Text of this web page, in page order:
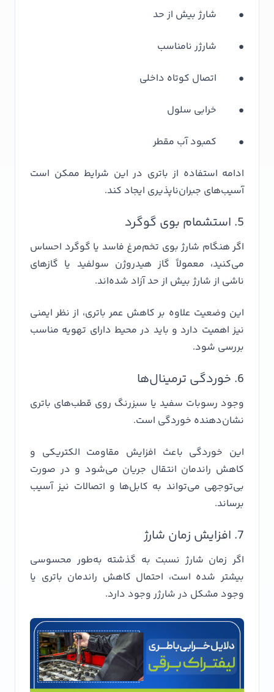
• شارژ بیش از حد
• شارژر نامناسب
• اتصال کوتاه داخلی
• خرابی سلول
• کمبود آب مقطر
ادامه استفاده از باتری در این شرایط ممکن است
آسیب‌های جبران‌ناپذیری ایجاد کند.
5. استشمام بوی گوگرد
اگر هنگام شارژ بوی تخم‌مرغ فاسد یا گوگرد احساس
می‌کنید، معمولاً گاز هیدروژن سولفید یا گازهای
ناشی از شارژ بیش از حد آزاد شده‌اند.
این وضعیت علاوه بر کاهش عمر باتری، از نظر ایمنی
نیز اهمیت دارد و باید در محیط دارای تهویه مناسب
بررسی شود.
6. خوردگی ترمینال‌ها
وجود رسوبات سفید یا سبزرنگ روی قطب‌های باتری
نشان‌دهنده خوردگی است.
این خوردگی باعث افزایش مقاومت الکتریکی و
کاهش راندمان انتقال جریان می‌شود و در صورت
بی‌توجهی می‌تواند به کابل‌ها و اتصالات نیز آسیب
برساند.
7. افزایش زمان شارژ
اگر زمان شارژ نسبت به گذشته به‌طور محسوسی
بیشتر شده است، احتمال کاهش راندمان باتری یا
وجود مشکل در شارژر وجود دارد.